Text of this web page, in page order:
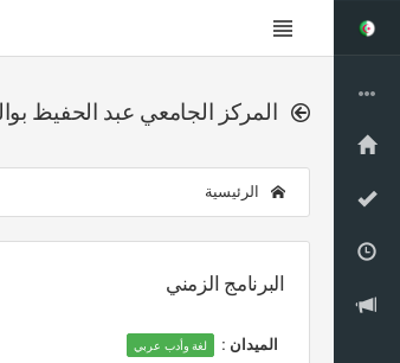
المركز الجامعي عبد الحفيظ
الرئيسية
البرنامج الزمني
الميدان : لغة وأدب عربي